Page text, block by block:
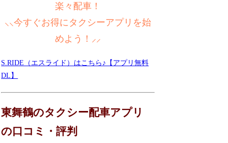
楽々配車！
⸜⸜今すぐお得にタクシーアプリを始
めよう！⸝⸝
S.RIDE（エスライド）はこちら♪【アプリ無料
DL】
東舞鶴のタクシー配車アプリ
の口コミ・評判